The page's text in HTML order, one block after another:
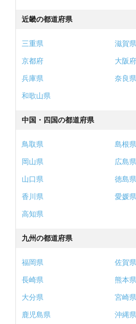
近畿の都道府県
三重県
滋賀県
京都府
大阪府
兵庫県
奈良県
和歌山県
中国・四国の都道府県
鳥取県
島根県
岡山県
広島県
山口県
徳島県
香川県
愛媛県
高知県
九州の都道府県
福岡県
佐賀県
長崎県
熊本県
大分県
宮崎県
鹿児島県
沖縄県